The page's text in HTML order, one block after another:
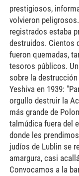
prestigiosos,
volvieron
registrados estaba
destruidos. Cientos
fueron quemadas,
tesoros públicos.
sobre la
Yeshiva en 1939:
orgullo destruir la
más grande de
talmúdica fuera del
donde les
judíos de Lublin se
amargura, casi
Convocamos a la